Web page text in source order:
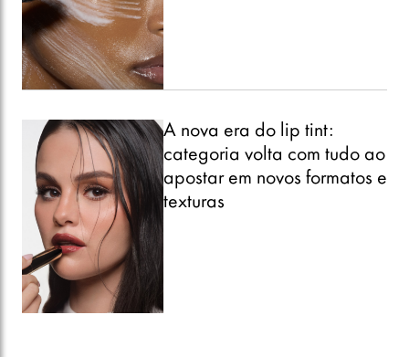
A nova era do lip tint:
categoria volta com tudo ao
apostar em novos formatos e
texturas